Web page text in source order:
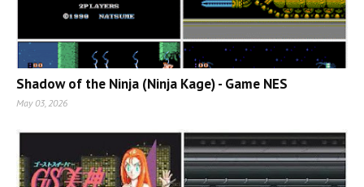
Shadow of the Ninja (Ninja Kage) - Game NES
May 03, 2026